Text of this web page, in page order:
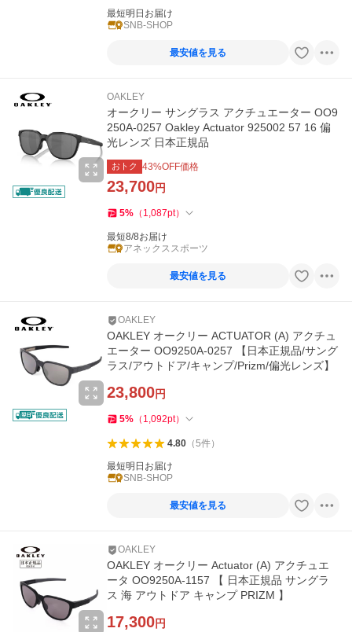
最短明日お届け
SNB-SHOP
最安値を見る
OAKLEY
オークリー サングラス アクチュエーター OO9
250A-0257 Oakley Actuator 925002 57 16 偏
光レンズ 日本正規品
おトク 43%OFF価格
23,700円
5% （ 1,087pt）
最短8/8お届け
アネックススポーツ
最安値を見る
OAKLEY
OAKLEY オークリー ACTUATOR (A) アクチュ
エーター OO9250A-0257 【日本正規品/サング
ラス/アウトドア/キャンプ/Prizm/偏光レンズ】
23,800円
5% （ 1,092pt）
4.80（5件）
最短明日お届け
SNB-SHOP
最安値を見る
OAKLEY
OAKLEY オークリー Actuator (A) アクチュエ
ータ OO9250A-1157 【 日本正規品 サングラ
ス 海 アウトドア キャンプ PRIZM 】
17,300円